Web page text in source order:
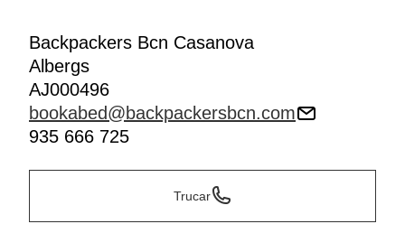
Backpackers Bcn Casanova
Albergs
AJ000496
bookabed@backpackersbcn.com
935 666 725
Trucar